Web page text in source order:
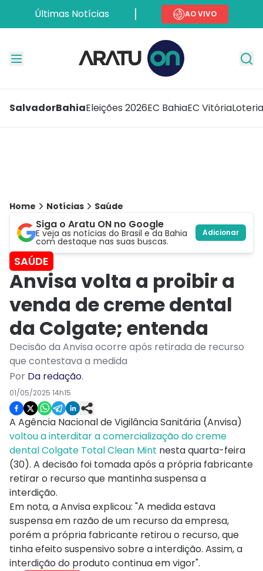
Últimas Notícias AO VIVO
SalvadorBahiaEleições 2026EC BahiaEC Vitória
Home Notícias Saúde
Siga o Aratu ON no Google
E veja as notícias do Brasil e da Bahia
com destaque nas suas buscas.
Adicionar
SAÚDE
Anvisa volta a proibir a
venda de creme dental
da Colgate; entenda
Decisão da Anvisa ocorre após retirada de recurso
que contestava a medida
Por Da redação.
01/05/2025 14h15
A Agência Nacional de Vigilância Sanitária (Anvisa)
voltou a interditar a comercialização do creme
dental Colgate Total Clean Mint nesta quarta-feira
(30). A decisão foi tomada após a própria fabricante
retirar o recurso que mantinha suspensa a
interdição.
Em nota, a Anvisa explicou: "A medida estava
suspensa em razão de um recurso da empresa,
porém a própria fabricante retirou o recurso, que
tinha efeito suspensivo sobre a interdição. Assim, a
interdição do produto continua em vigor".